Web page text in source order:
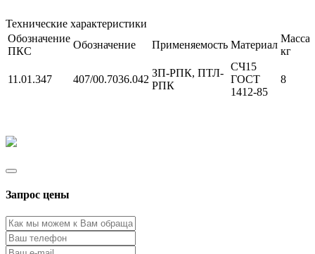
Технические характеристики
Обозначение
ПКС
Обозначение Применяемость Материал
Масса,
кг
11.01.347 407/00.7036.042
ЗП-РПК, ПТЛ-
РПК
СЧ15
ГОСТ
1412-85
8
Запрос цены